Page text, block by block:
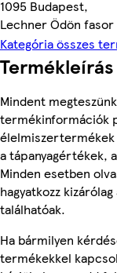
1095 Budapest,
Lechner Ödön fasor
Kategória összes
Mindent
termékinformációk
élelmiszertermékek
a tápanyagértékek,
Minden esetben
hagyatkozz
találhatóak.
Ha bármilyen
termékekkel